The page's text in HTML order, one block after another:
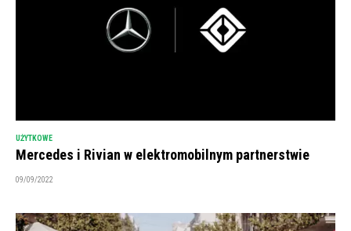
UŻYTKOWE
Mercedes i Rivian w elektromobilnym partnerstwie
09/09/2022